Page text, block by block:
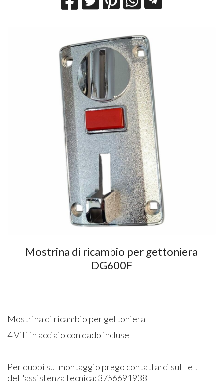
Mostrina di ricambio per gettoniera
DG600F
Mostrina di ricambio per gettoniera
4 Viti in acciaio con dado incluse
Per dubbi sul montaggio prego contattarci sul Tel.
dell'assistenza tecnica: 3756691938